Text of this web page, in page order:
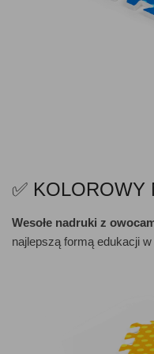
✅
Wesołe nadruki z
najlepszą formą edukacji